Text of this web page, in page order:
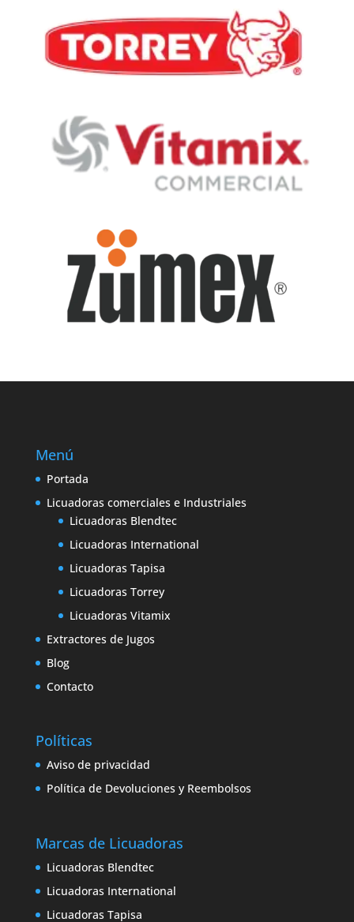
Menú
Portada
Licuadoras comerciales e Industriales
Licuadoras Blendtec
Licuadoras International
Licuadoras Tapisa
Licuadoras Torrey
Licuadoras Vitamix
Extractores de Jugos
Blog
Contacto
Políticas
Aviso de privacidad
Política de Devoluciones y Reembolsos
Marcas de Licuadoras
Licuadoras Blendtec
Licuadoras International
Licuadoras Tapisa